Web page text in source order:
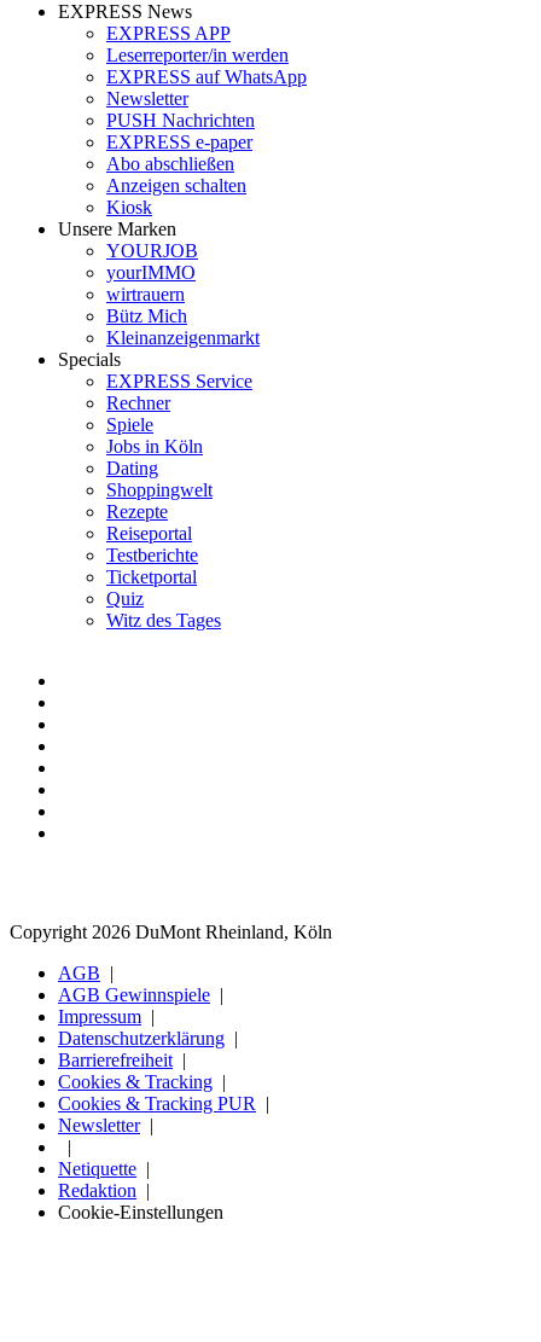
EXPRESS News
EXPRESS APP
Leserreporter/in werden
EXPRESS auf WhatsApp
Newsletter
PUSH Nachrichten
EXPRESS e-paper
Abo abschließen
Anzeigen schalten
Kiosk
Unsere Marken
YOURJOB
yourIMMO
wirtrauern
Bütz Mich
Kleinanzeigenmarkt
Specials
EXPRESS Service
Rechner
Spiele
Jobs in Köln
Dating
Shoppingwelt
Rezepte
Reiseportal
Testberichte
Ticketportal
Quiz
Witz des Tages
Copyright 2026 DuMont Rheinland, Köln
AGB
AGB Gewinnspiele
Impressum
Datenschutzerklärung
Barrierefreiheit
Cookies & Tracking
Cookies & Tracking PUR
Newsletter
Netiquette
Redaktion
Cookie-Einstellungen